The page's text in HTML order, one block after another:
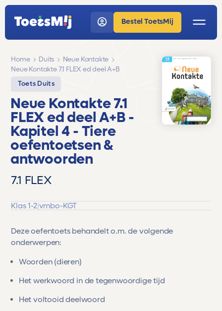
Bestel ToetsMij
Home Duits
Neue Kontakte
Neue Kontakte 7.1 FLEX ed deel A+B
Toets Duits
Neue Kontakte 7.1
FLEX ed deel A+B-
Kapitel 4 - Tiere
oefentoetsen &
antwoorden
7.1 FLEX
Klas 1-2|vmbo-KGT
Deze oefentoets behandelt o.m. de volgende
onderwerpen:
Woorden (dieren)
Het werkwoord in de tegenwoordige tijd
Het voltooid deelwoord